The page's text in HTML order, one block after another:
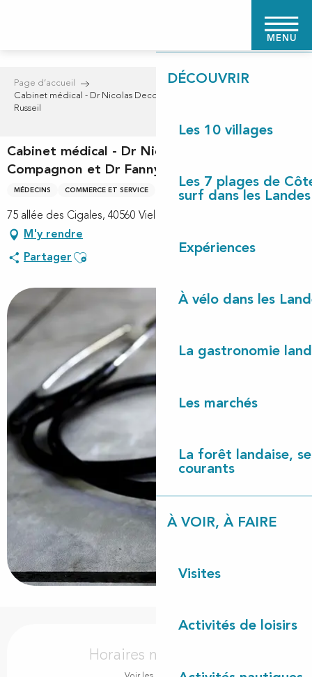
MENU
PAGE D'ACCUEIL
DÉCOUVRIR
Les 10 villages
Les 7 plages de
surf dans les Landes
Expériences
À vélo dans les
La gastronomie
Les marchés
La forêt landaise,
courants
À VOIR, À FAIRE
Visites
Activités de loisirs
Page d’accueil
Cabinet médical - Dr Nicolas Decq, Dr Julie Compagnon et Dr Fanny
Russeil
Cabinet médical - Dr Nicolas Decq, Dr Julie
Compagnon et Dr Fanny Russeil
MÉDECINS COMMERCE ET SERVICE
75 allée des Cigales, 40560 Vielle-Saint-Girons
M'y rendre
Partager Ajouter aux favoris
Ouverture et coordonnées
Horaires non définis